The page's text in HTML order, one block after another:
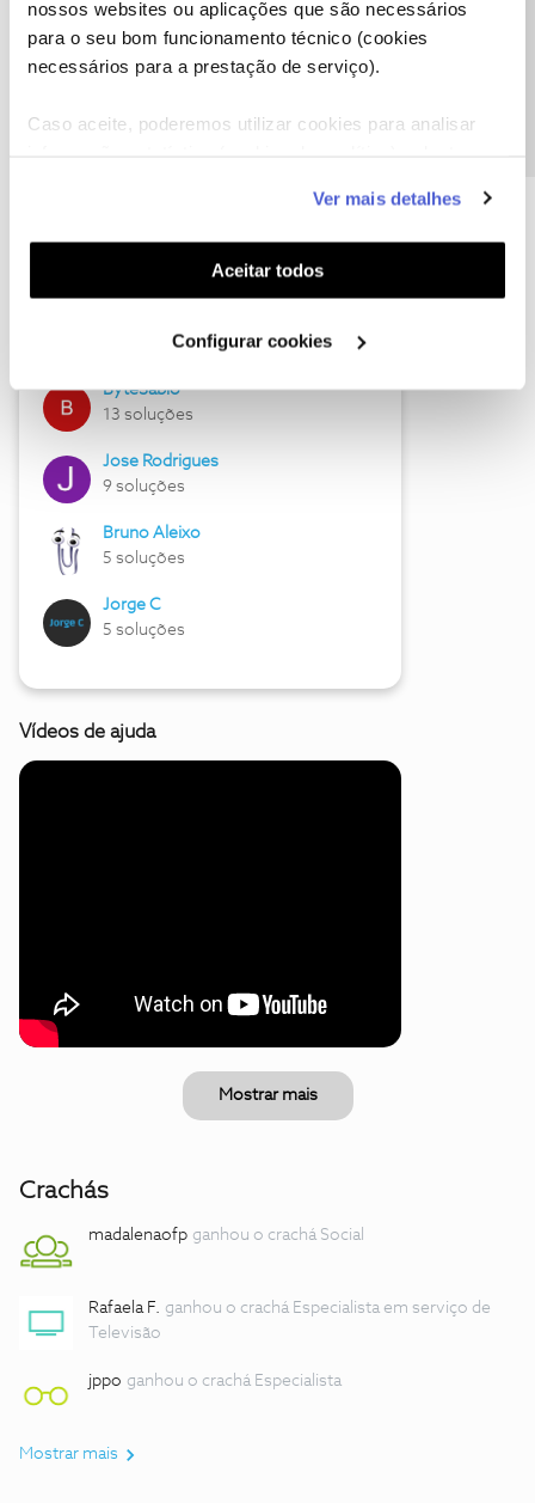
nossos websites ou aplicações que são necessários
para o seu bom funcionamento técnico (cookies
necessários para a prestação de serviço).
Caso aceite, poderemos utilizar cookies para analisar
funcionalidades (cookies de personalização e
funcionalidade) e adaptar anúncios aos seus interesses
(cookies de publicidade personalizada). Pode gerir a
utilização dos cookies clicando em "Configurar
Ver mais detalhes
Aceitar todos
Configurar cookies
Hall of Fame de julho
17 soluções
ByteSábio
13 soluções
Jose Rodrigues
9 soluções
Bruno Aleixo
5 soluções
Jorge C
5 soluções
Vídeos de ajuda
Mostrar mais
Crachás
madalenaofp ganhou o crachá Social
Rafaela F. ganhou o crachá Especialista em serviço de
Televisão
jppo ganhou o crachá Especialista
Mostrar mais